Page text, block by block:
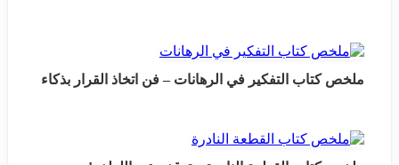
ملخص كتاب التفكير في الرهانات – فن اتخاذ القرار بذكاء